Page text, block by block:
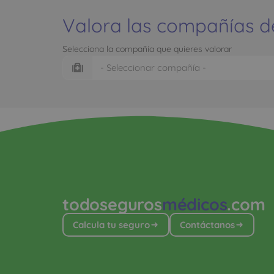
Valora las compañías
Selecciona la compañía que quieres valorar
todosegurosmédicos.com
Calcula tu seguro Contáctanos